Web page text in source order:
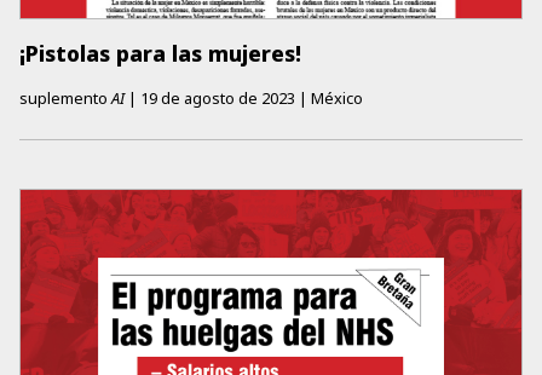
¡Pistolas para las mujeres!
suplementoAI | 19 de agosto de 2023 | México